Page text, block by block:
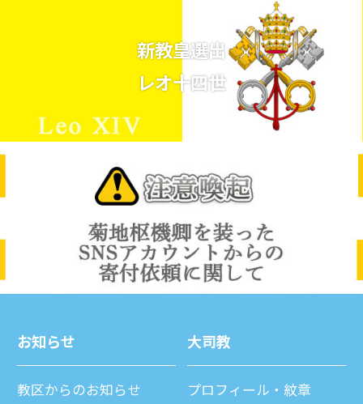
新教皇選出
レオ十四世
お知らせ
教区からのお知らせ
⼤司教
プロフィール・紋章